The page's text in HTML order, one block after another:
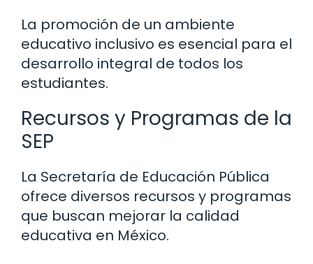
La promoción de un ambiente
educativo inclusivo es esencial para el
desarrollo integral de todos los
estudiantes.
Recursos y Programas de la
SEP
La Secretaría de Educación Pública
ofrece diversos recursos y programas
que buscan mejorar la calidad
educativa en México.